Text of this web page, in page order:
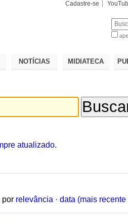
Cadastre-se
NOTÍCIAS MIDIATECA
atualizado.
por relevância · data (mais